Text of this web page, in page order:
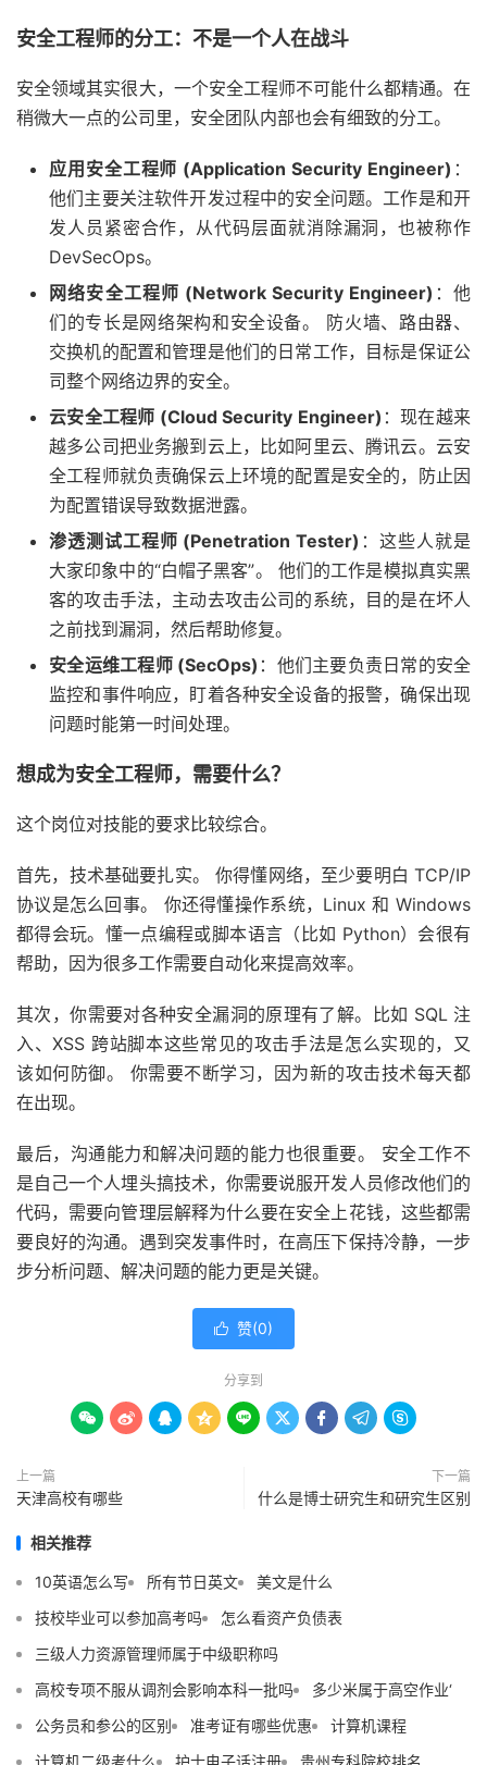
安全工程师的分工：不是一个人在战斗
安全领域其实很大，一个安全工程师不可能什么都精通。在
稍微大一点的公司里，安全团队内部也会有细致的分工。
应用安全工程师 (Application Security Engineer) ：
他们主要关注软件开发过程中的安全问题。工作是和开
发人员紧密合作，从代码层面就消除漏洞，也被称作
DevSecOps。
网络安全工程师 (Network Security Engineer) ：他
们的专长是网络架构和安全设备。 防火墙、路由器、
交换机的配置和管理是他们的日常工作，目标是保证公
司整个网络边界的安全。
云安全工程师 (Cloud Security Engineer) ：现在越来
越多公司把业务搬到云上，比如阿里云、腾讯云。云安
全工程师就负责确保云上环境的配置是安全的，防止因
为配置错误导致数据泄露。
渗透测试工程师 (Penetration Tester) ：这些人就是
大家印象中的“白帽子黑客”。 他们的工作是模拟真实黑
客的攻击手法，主动去攻击公司的系统，目的是在坏人
之前找到漏洞，然后帮助修复。
安全运维工程师 (SecOps) ：他们主要负责日常的安全
监控和事件响应，盯着各种安全设备的报警，确保出现
问题时能第一时间处理。
想成为安全工程师，需要什么？
这个岗位对技能的要求比较综合。
首先，技术基础要扎实。 你得懂网络，至少要明白 TCP/IP
协议是怎么回事。 你还得懂操作系统，Linux 和 Windows
都得会玩。懂一点编程或脚本语言（比如 Python）会很有
帮助，因为很多工作需要自动化来提高效率。
其次，你需要对各种安全漏洞的原理有了解。比如 SQL 注
入、XSS 跨站脚本这些常见的攻击手法是怎么实现的，又
该如何防御。 你需要不断学习，因为新的攻击技术每天都
在出现。
最后，沟通能力和解决问题的能力也很重要。 安全工作不
是自己一个人埋头搞技术，你需要说服开发人员修改他们的
代码，需要向管理层解释为什么要在安全上花钱，这些都需
要良好的沟通。遇到突发事件时，在高压下保持冷静，一步
步分析问题、解决问题的能力更是关键。
 赞(0)
分享到
        
上一篇
天津高校有哪些
下一篇
什么是博士研究生和研究生区别
相关推荐
10英语怎么写 所有节日英文
美文是什么
技校毕业可以参加高考吗
怎么看资产负债表
三级人力资源管理师属于中级职称吗
高校专项不服从调剂会影响本科一批吗
多少米属于高空作业‘
公务员和参公的区别
准考证有哪些优惠
计算机课程
计算机二级考什么
护士电子话注册 贵州专科院校排名